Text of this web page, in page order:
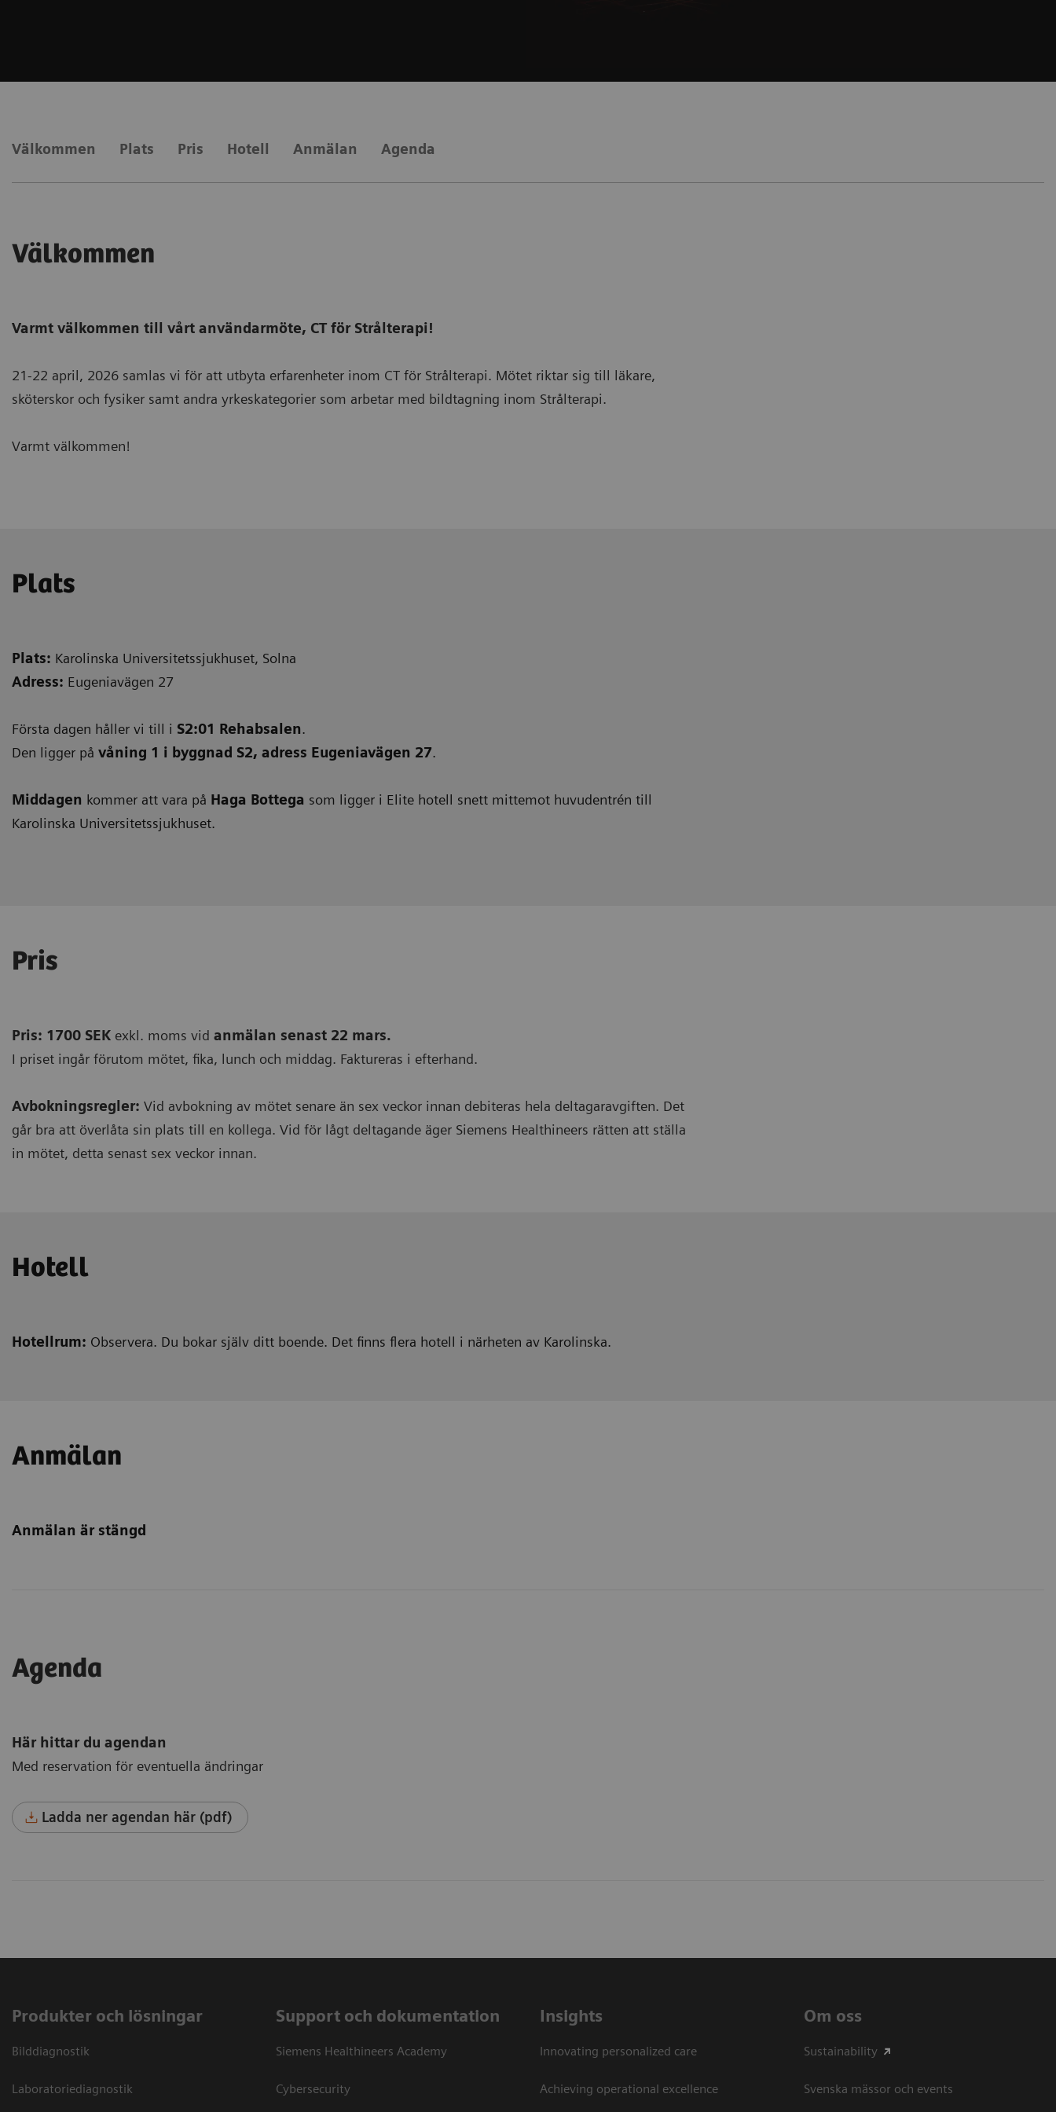
Välkommen Plats Pris Hotell Anmälan Agenda
Välkommen
Varmt välkommen till vårt användarmöte, CT för Strålterapi!
21-22 april, 2026 samlas vi för att utbyta erfarenheter inom CT för Strålterapi. Mötet riktar sig till läkare,
sköterskor och fysiker samt andra yrkeskategorier som arbetar med bildtagning inom Strålterapi.
Varmt välkommen!
Plats
Plats: Karolinska Universitetssjukhuset, Solna
Adress: Eugeniavägen 27
Första dagen håller vi till i S2:01 Rehabsalen.
Den ligger på våning 1 i byggnad S2, adress Eugeniavägen 27.
Middagen kommer att vara på Haga Bottega som ligger i Elite hotell snett mittemot huvudentrén till
Karolinska Universitetssjukhuset.
Pris
Pris: 1700 SEK exkl. moms vid anmälan senast 22 mars.
I priset ingår förutom mötet, fika, lunch och middag. Faktureras i efterhand.
Avbokningsregler: Vid avbokning av mötet senare än sex veckor innan debiteras hela deltagaravgiften. Det
går bra att överlåta sin plats till en kollega. Vid för lågt deltagande äger Siemens Healthineers rätten att ställa
in mötet, detta senast sex veckor innan.
Hotell
Hotellrum: Observera. Du bokar själv ditt boende. Det finns flera hotell i närheten av Karolinska.
Anmälan
Anmälan är stängd
Agenda
Här hittar du agendan
Med reservation för eventuella ändringar
Ladda ner agendan här (pdf)
Produkter och lösningar
Bilddiagnostik
Laboratoriediagnostik
Support och dokumentation
Siemens Healthineers Academy
Cybersecurity
Insights
Innovating personalized care
Achieving operational excellence​
Om oss
Sustainability
Svenska mässor och events